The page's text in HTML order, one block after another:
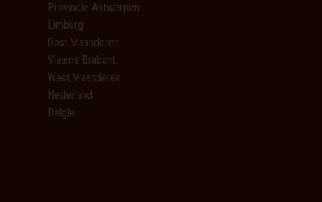
Provincie Antwerpen
Limburg
Oost Vlaanderen
Vlaams Brabant
West Vlaanderen
Nederland
België